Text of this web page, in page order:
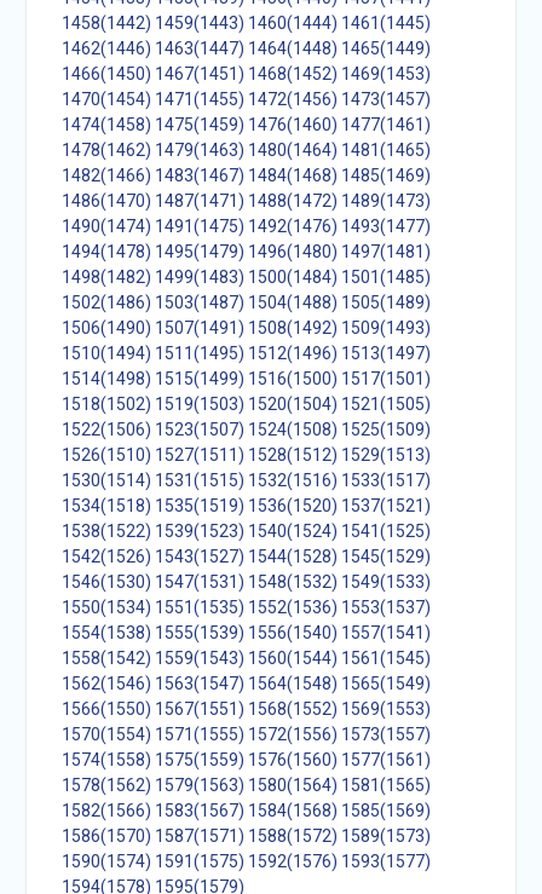
1458(1442) 1459(1443) 1460(1444) 1461(1445)
1462(1446) 1463(1447) 1464(1448) 1465(1449)
1466(1450) 1467(1451) 1468(1452) 1469(1453)
1470(1454) 1471(1455) 1472(1456) 1473(1457)
1474(1458) 1475(1459) 1476(1460) 1477(1461)
1478(1462) 1479(1463) 1480(1464) 1481(1465)
1482(1466) 1483(1467) 1484(1468) 1485(1469)
1486(1470) 1487(1471) 1488(1472) 1489(1473)
1490(1474) 1491(1475) 1492(1476) 1493(1477)
1494(1478) 1495(1479) 1496(1480) 1497(1481)
1498(1482) 1499(1483) 1500(1484) 1501(1485)
1502(1486) 1503(1487) 1504(1488) 1505(1489)
1506(1490) 1507(1491) 1508(1492) 1509(1493)
1510(1494) 1511(1495) 1512(1496) 1513(1497)
1514(1498) 1515(1499) 1516(1500) 1517(1501)
1518(1502) 1519(1503) 1520(1504) 1521(1505)
1522(1506) 1523(1507) 1524(1508) 1525(1509)
1526(1510) 1527(1511) 1528(1512) 1529(1513)
1530(1514) 1531(1515) 1532(1516) 1533(1517)
1534(1518) 1535(1519) 1536(1520) 1537(1521)
1538(1522) 1539(1523) 1540(1524) 1541(1525)
1542(1526) 1543(1527) 1544(1528) 1545(1529)
1546(1530) 1547(1531) 1548(1532) 1549(1533)
1550(1534) 1551(1535) 1552(1536) 1553(1537)
1554(1538) 1555(1539) 1556(1540) 1557(1541)
1558(1542) 1559(1543) 1560(1544) 1561(1545)
1562(1546) 1563(1547) 1564(1548) 1565(1549)
1566(1550) 1567(1551) 1568(1552) 1569(1553)
1570(1554) 1571(1555) 1572(1556) 1573(1557)
1574(1558) 1575(1559) 1576(1560) 1577(1561)
1578(1562) 1579(1563) 1580(1564) 1581(1565)
1582(1566) 1583(1567) 1584(1568) 1585(1569)
1586(1570) 1587(1571) 1588(1572) 1589(1573)
1590(1574) 1591(1575) 1592(1576) 1593(1577)
1594(1578) 1595(1579)